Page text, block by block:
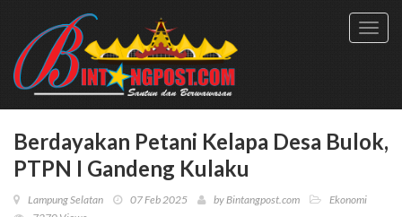
Berdayakan Petani Kelapa Desa Bulok,
PTPN I Gandeng Kulaku
Lampung Selatan 07 Feb 2025 by Bintangpost.com
Ekonomi